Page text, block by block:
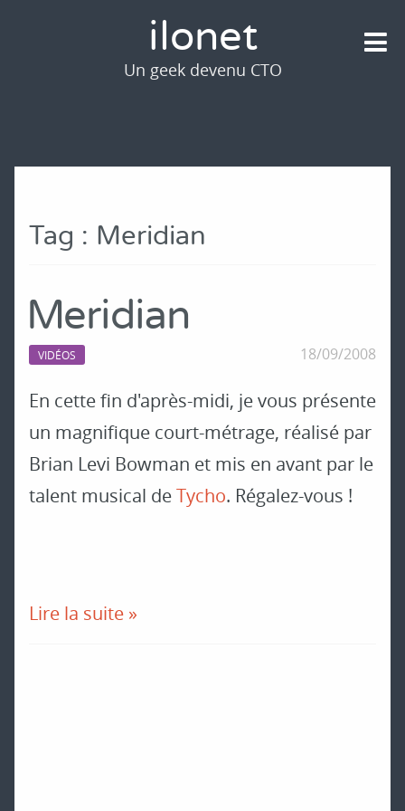
Tag : Meridian
Meridian
VIDÉOS 18/09/2008
En cette fin d'après-midi, je vous présente
un magnifique court-métrage, réalisé par
Brian Levi Bowman et mis en avant par le
talent musical deTycho. Régalez-vous !
Lire la suite »
ilonet
Un geek devenu CTO